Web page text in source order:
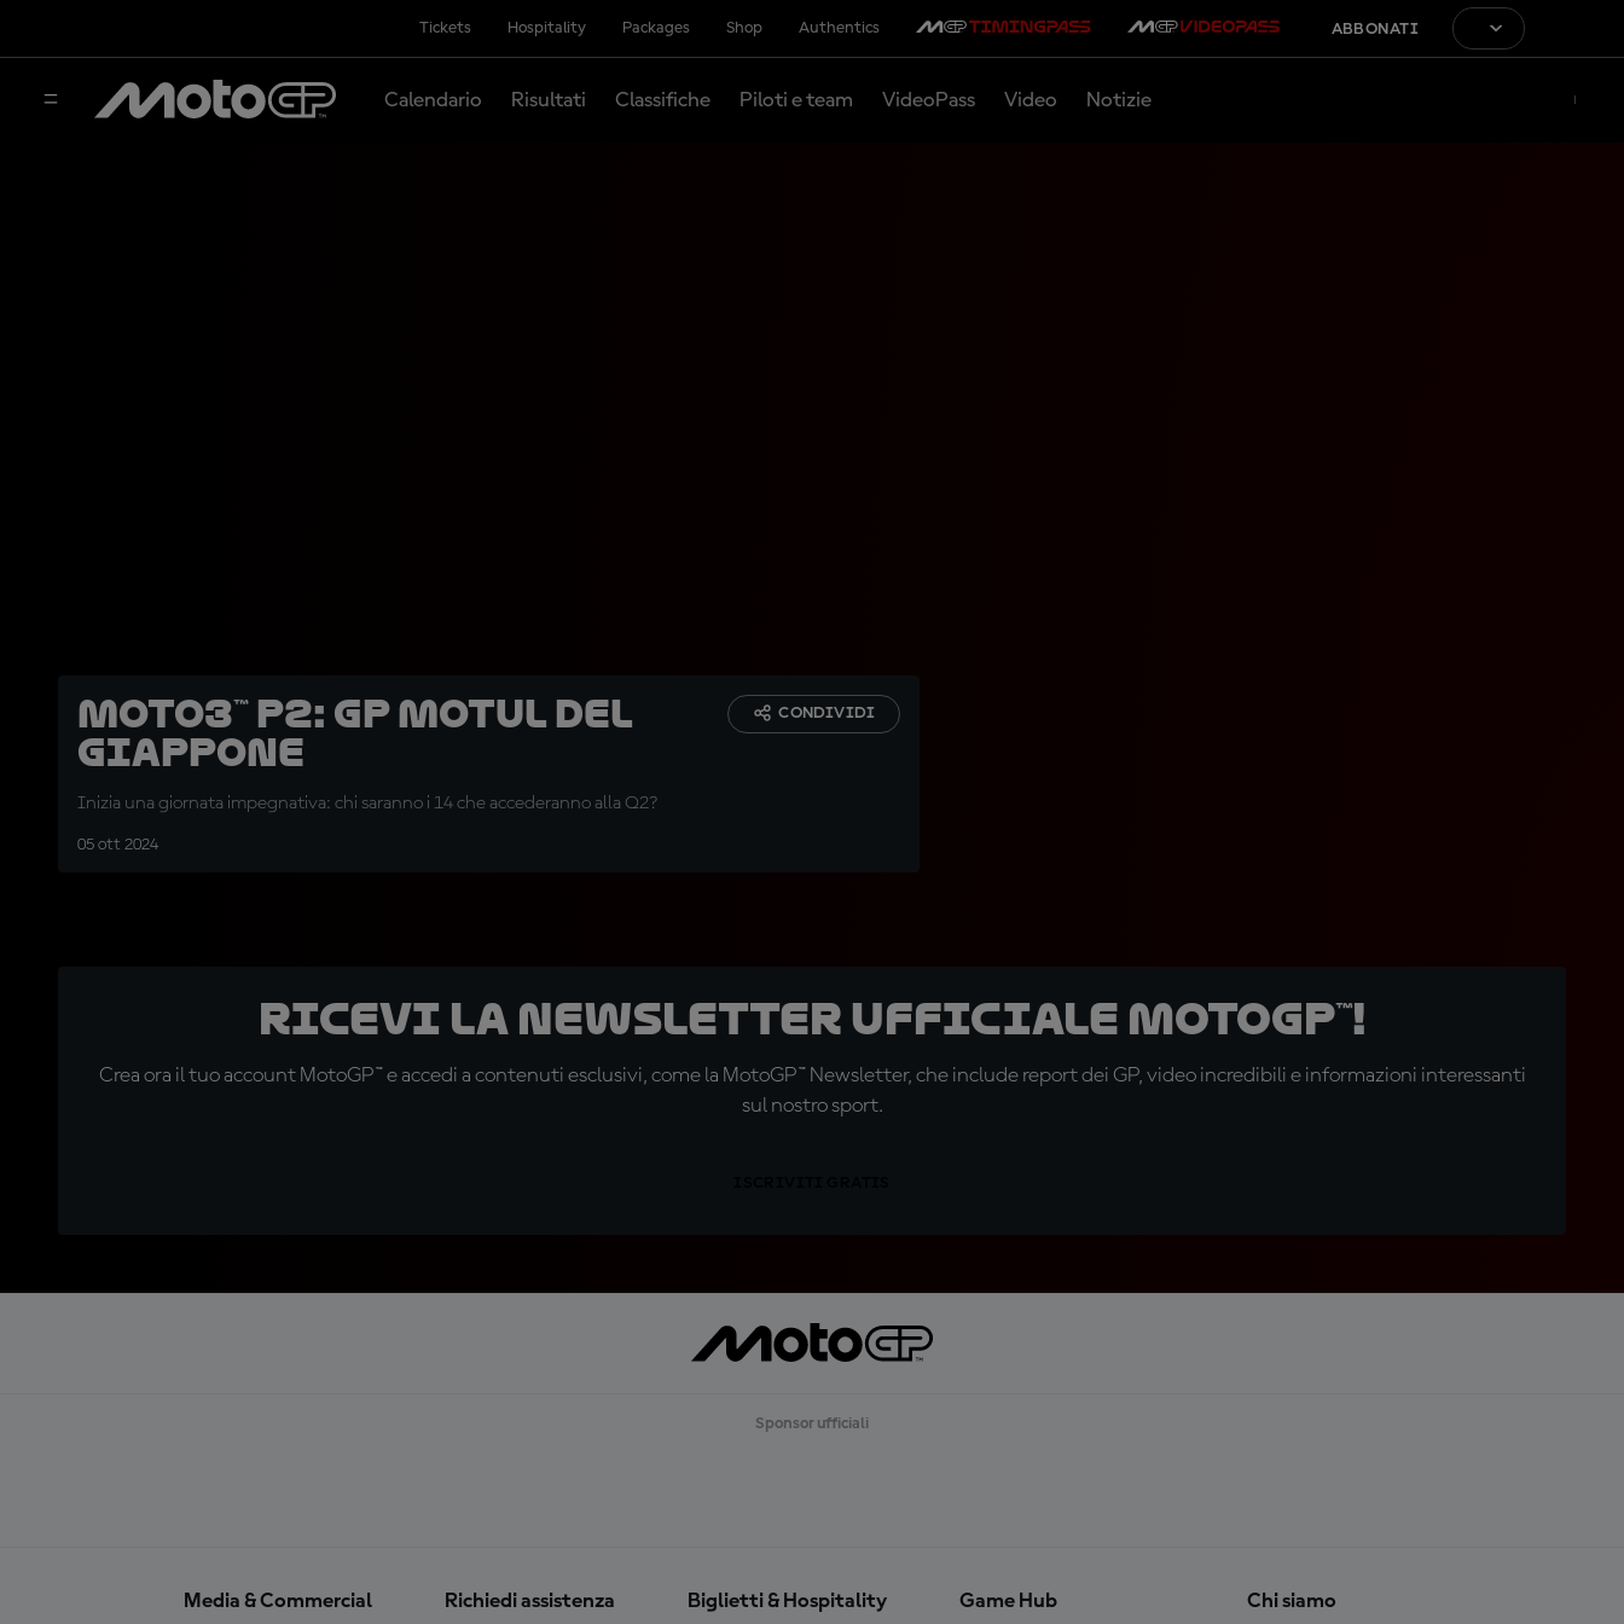
Tickets Hospitality Packages Shop Authentics ABBONATI
Calendario Risultati Classifiche Piloti e team VideoPass Video Notizie
Moto3™ P2: GP Motul del
Giappone
Inizia una giornata impegnativa: chi saranno i 14 che accederanno alla Q2?
05 ott 2024
CONDIVIDI
Ricevi la newsletter ufficiale MotoGP™!
Crea ora il tuo account MotoGP™ e accedi a contenuti esclusivi, come la MotoGP™ Newsletter, che include report dei GP, video incredibili e informazioni interessanti
sul nostro sport.
Sponsor ufficiali
Media & Commercial Richiedi assistenza Biglietti & Hospitality Game Hub Chi siamo